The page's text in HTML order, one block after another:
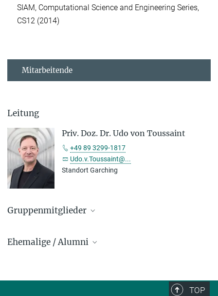
SIAM, Computational Science and Engineering Series,
CS12 (2014)
Mitarbeitende
Leitung
Priv. Doz. Dr. Udo von Toussaint
+49 89 3299-1817
Udo.v.Toussaint@...
Standort Garching
Gruppenmitglieder
Katharina Rath
Ehemalige / Alumni
TOP